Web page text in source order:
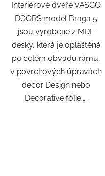
Interiérové dveře VASCO
DOORS model Braga 5
jsou vyrobené z MDF
desky, která je opláštěná
po celém obvodu rámu,
v povrchových úpravách
decor Design nebo
Decorative fólie....